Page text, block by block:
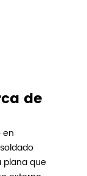
de
en
plana que